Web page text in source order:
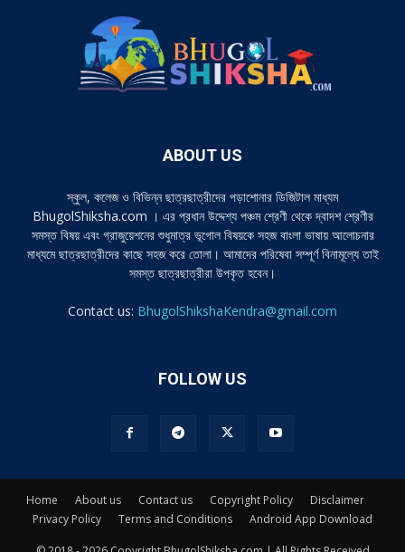
ABOUT US
স্কুল, কলেজ ও বিভিন্ন ছাত্রছাত্রীদের পড়াশোনার ডিজিটাল মাধ্যম
BhugolShiksha.com । এর প্রধান উদ্দেশ্য পঞ্চম শ্রেণী থেকে দ্বাদশ শ্রেণীর
সমস্ত বিষয় এবং গ্রাজুয়েশনের শুধুমাত্র ভূগোল বিষয়কে সহজ বাংলা ভাষায় আলোচনার
মাধ্যমে ছাত্রছাত্রীদের কাছে সহজ করে তোলা। আমাদের পরিষেবা সম্পূর্ণ বিনামূল্যে তাই
সমস্ত ছাত্রছাত্রীরা উপকৃত হবেন।
Contact us: BhugolShikshaKendra@gmail.com
FOLLOW US
Home About us Contact us Copyright Policy
Disclaimer
Privacy Policy
Terms and Conditions Android App Download